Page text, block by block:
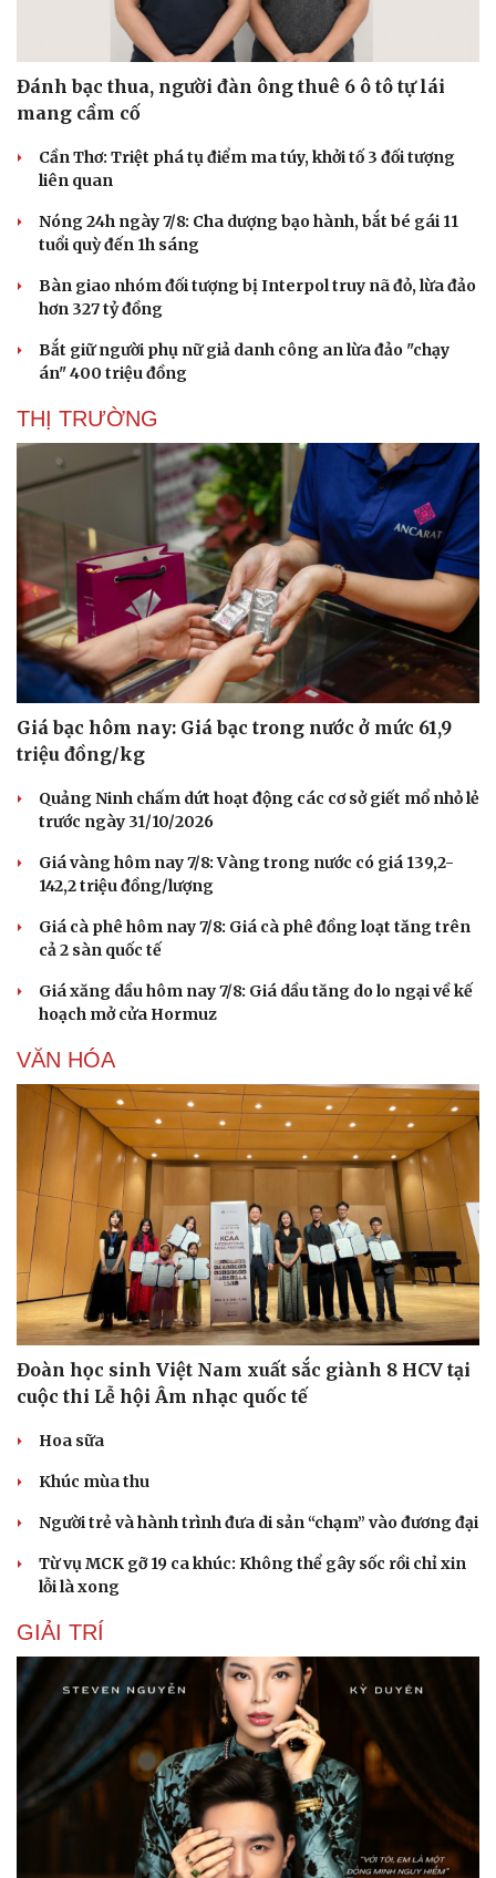
Du lịch
Tư vấn
Săn Tour
check-in
Câu chuyện thời sự
Đọc truyện đêm khuya
Kể chuyện cho bé
Đánh bạc thua, người đàn ông thuê 6 ô tô tự lái
mang cầm cố
Cần Thơ: Triệt phá tụ điểm ma túy, khởi tố 3 đối tượng
liên quan
Nóng 24h ngày 7/8: Cha dượng bạo hành, bắt bé gái 11
tuổi quỳ đến 1h sáng
Bàn giao nhóm đối tượng bị Interpol truy nã đỏ, lừa đảo
hơn 327 tỷ đồng
Bắt giữ người phụ nữ giả danh công an lừa đảo "chạy
án" 400 triệu đồng
THỊ TRƯỜNG
Giá bạc hôm nay: Giá bạc trong nước ở mức 61,9
triệu đồng/kg
Quảng Ninh chấm dứt hoạt động các cơ sở giết mổ nhỏ lẻ
trước ngày 31/10/2026
Giá vàng hôm nay 7/8: Vàng trong nước có giá 139,2-
142,2 triệu đồng/lượng
Giá cà phê hôm nay 7/8: Giá cà phê đồng loạt tăng trên
cả 2 sàn quốc tế
Giá xăng dầu hôm nay 7/8: Giá dầu tăng do lo ngại về kế
hoạch mở cửa Hormuz
VĂN HÓA
Đoàn học sinh Việt Nam xuất sắc giành 8 HCV tại
cuộc thi Lễ hội Âm nhạc quốc tế
Hoa sữa
Khúc mùa thu
Người trẻ và hành trình đưa di sản “chạm” vào đương đại
Từ vụ MCK gỡ 19 ca khúc: Không thể gây sốc rồi chỉ xin
lỗi là xong
GIẢI TRÍ